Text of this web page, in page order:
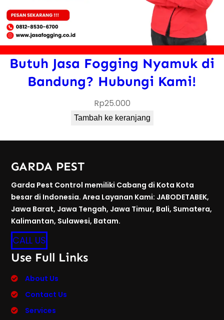
Butuh Jasa Fogging Nyamuk di
Bandung? Hubungi Kami!
Rp25.000
Tambah ke keranjang
GARDA PEST
Garda Pest Control memiliki Cabang di Kota Kota
besar di Indonesia. Area Layanan Kami: JABODETABEK,
Jawa Barat, Jawa Tengah, Jawa Timur, Bali, Sumatera,
Kalimantan, Sulawesi, Batam.
CALL US
Use Full Links
About Us
Contact Us
Services